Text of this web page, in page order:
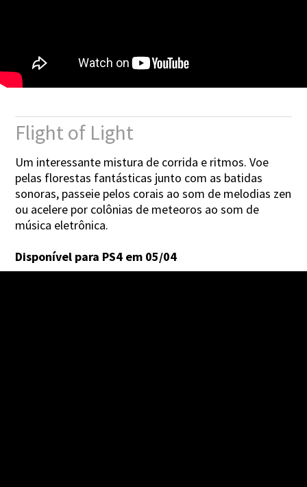
Flight of Light
Um interessante mistura de corrida e ritmos. Voe
pelas florestas fantásticas junto com as batidas
sonoras, passeie pelos corais ao som de melodias zen
ou acelere por colônias de meteoros ao som de
música eletrônica.
Disponível para PS4 em 05/04